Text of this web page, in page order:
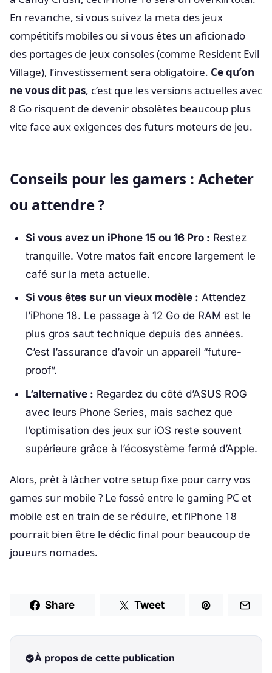
En revanche, si vous suivez la meta des jeux
compétitifs mobiles ou si vous êtes un aficionado
des portages de jeux consoles (comme Resident Evil
Village), l’investissement sera obligatoire. Ce qu’on
ne vous dit pas, c’est que les versions actuelles avec
8 Go risquent de devenir obsolètes beaucoup plus
vite face aux exigences des futurs moteurs de jeu.
Conseils pour les gamers : Acheter
ou attendre ?
Si vous avez un iPhone 15 ou 16 Pro : Restez
tranquille. Votre matos fait encore largement le
café sur la meta actuelle.
Si vous êtes sur un vieux modèle : Attendez
l’iPhone 18. Le passage à 12 Go de RAM est le
plus gros saut technique depuis des années.
C’est l’assurance d’avoir un appareil “future-
proof”.
L’alternative : Regardez du côté d’ASUS ROG
avec leurs Phone Series, mais sachez que
l’optimisation des jeux sur iOS reste souvent
supérieure grâce à l’écosystème fermé d’Apple.
Alors, prêt à lâcher votre setup fixe pour carry vos
games sur mobile ? Le fossé entre le gaming PC et
mobile est en train de se réduire, et l’iPhone 18
pourrait bien être le déclic final pour beaucoup de
joueurs nomades.
Share Tweet
À propos de cette publication